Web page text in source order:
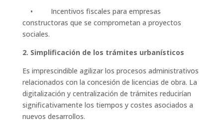
• Incentivos fiscales para empresas
constructoras que se comprometan a proyectos
sociales.
2. Simplificación de los trámites urbanísticos
Es imprescindible agilizar los procesos administrativos
relacionados con la concesión de licencias de obra. La
digitalización y centralización de trámites reducirían
significativamente los tiempos y costes asociados a
nuevos desarrollos.